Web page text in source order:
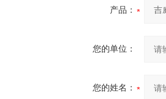
产品：
您的单位：
您的姓名：